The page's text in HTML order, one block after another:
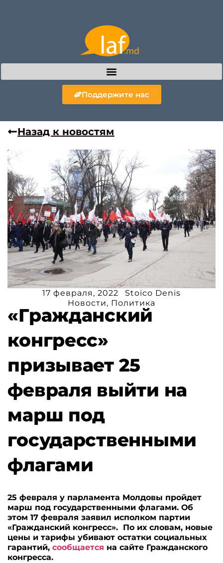
Поддержите нас
Назад к новостям
17 февраля, 2022
Stoico Denis
Новости, Политика
«Гражданский
конгресс»
призывает 25
февраля выйти на
марш под
государственными
флагами
25 февраля у парламента Молдовы пройдет
марш под государственными флагами. Об
этом 17 февраля заявил исполком партии
«Гражданский конгресс». По их словам, новые
цены и тарифы убивают остатки социальных
гарантий,сообщается на сайте Гражданского
конгресса.